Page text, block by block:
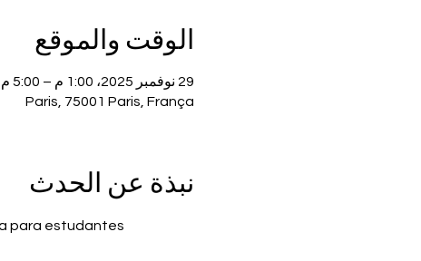
الوقت والموقع
29 نوفمبر 2025، 1:00 م – 5:00 م
Paris, 75001 Paris, França
نبذة عن الحدث
para estudantes